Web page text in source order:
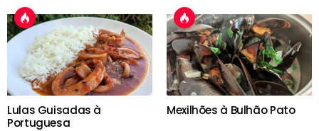
Lulas Guisadas à
Portuguesa
Mexilhões à Bulhão Pato